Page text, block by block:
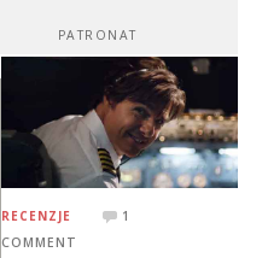
RECENZJE
1
COMMENT
PATRONAT